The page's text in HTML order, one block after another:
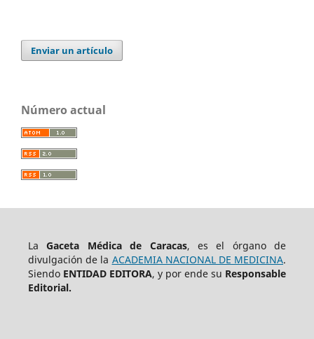
Enviar un artículo
Número actual
LaGaceta Médica de Caracas, es el órgano de
divulgación de la ACADEMIA NACIONAL DE MEDICINA.
Siendo ENTIDAD EDITORA, y por ende su Responsable
Editorial.